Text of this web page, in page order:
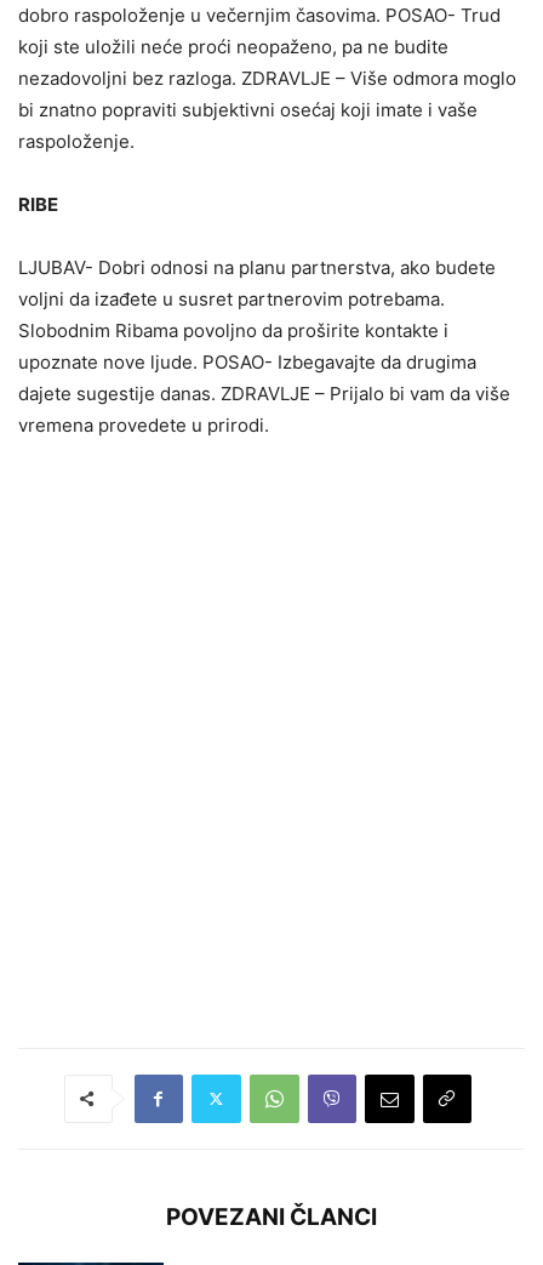
dobro raspoloženje u večernjim časovima. POSAO- Trud
koji ste uložili neće proći neopaženo, pa ne budite
nezadovoljni bez razloga. ZDRAVLJE – Više odmora moglo
bi znatno popraviti subjektivni osećaj koji imate i vaše
raspoloženje.
RIBE
LJUBAV- Dobri odnosi na planu partnerstva, ako budete
voljni da izađete u susret partnerovim potrebama.
Slobodnim Ribama povoljno da proširite kontakte i
upoznate nove ljude. POSAO- Izbegavajte da drugima
dajete sugestije danas. ZDRAVLJE – Prijalo bi vam da više
vremena provedete u prirodi.
POVEZANI ČLANCI